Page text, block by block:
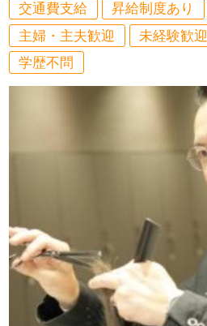
交通費支給
昇給制度あり
主婦・主夫歓迎
未経験歓迎
学歴不問